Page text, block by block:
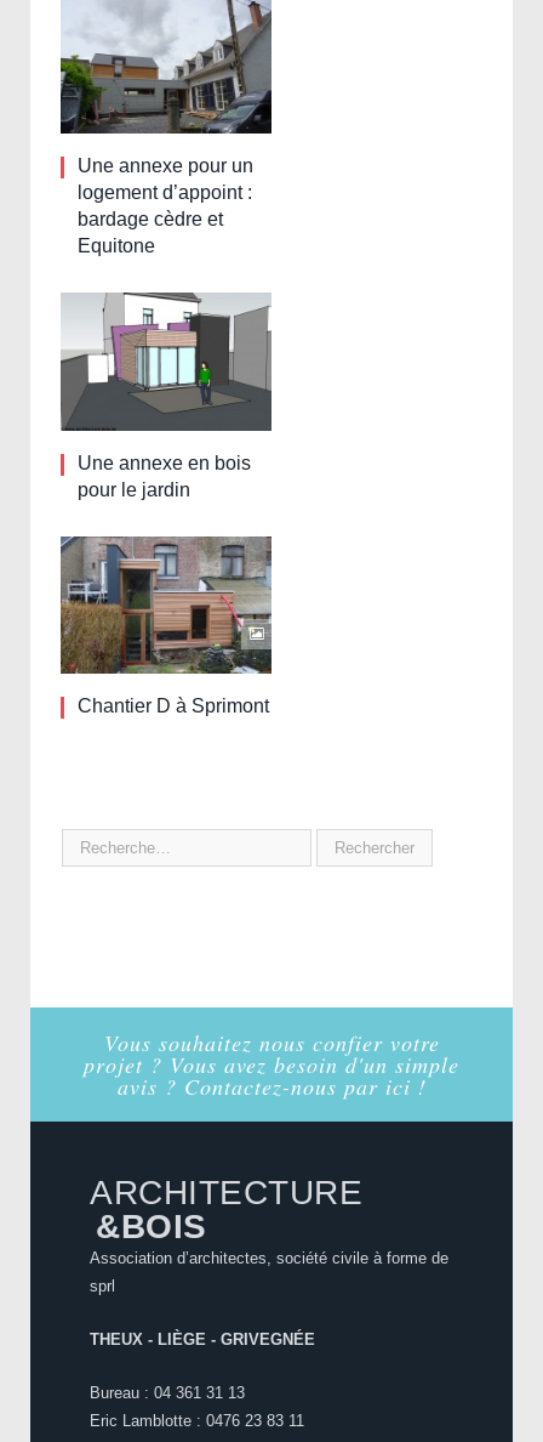
Une annexe pour un
logement d’appoint :
bardage cèdre et
Equitone
Une annexe en bois
pour le jardin
Chantier D à Sprimont
Vous souhaitez nous confier votre
projet ? Vous avez besoin d'un simple
avis ? Contactez-nous par ici !
ARCHITECTURE
&BOIS
Association d’architectes, société civile à forme de
sprl
THEUX - LIÈGE - GRIVEGNÉE
Bureau : 04 361 31 13
Eric Lamblotte : 0476 23 83 11